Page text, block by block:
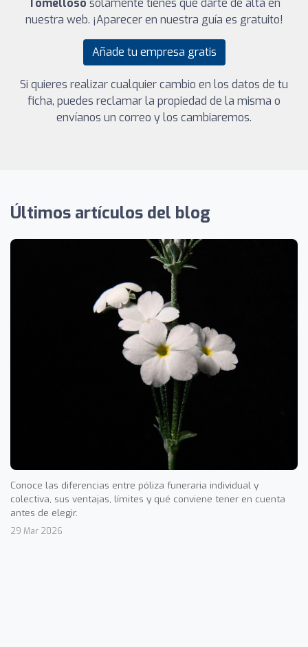
Tomelloso solamente tienes que darte de alta en
nuestra web. ¡Aparecer en nuestra guía es gratuito!
Añade tu empresa gratis
Si quieres realizar cualquier cambio en los datos de tu
ficha, puedes reclamar la propiedad de la misma o
envíanos un correo y los cambiaremos.
Últimos artículos del blog
Conoce las diferencias entre póliza funeraria individual y
colectiva, sus ventajas, límites y qué conviene tener en cuenta
antes de elegir.
29 Mar 2026